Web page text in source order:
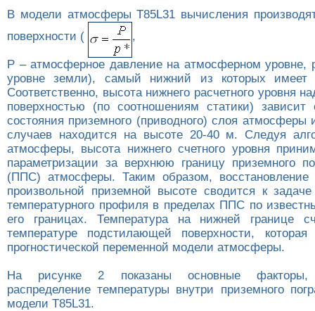
В модели атмосферы T85L31 вычисления
поверхности (
,
P – атмосферное давление на атмосферном уровне,
уровне земли), самый нижний из которых имеет
Соответственно, высота нижнего расчетного уровня
поверхностью (по соотношениям статики) зависит
состояния приземного (приводного) слоя атмосферы
случаев находится на высоте 20-40 м. Следуя
атмосферы, высота нижнего счетного уровня
параметризации за верхнюю границу приземного
(ППС) атмосферы. Таким образом, восстановление
произвольной приземной высоте сводится к задаче
температурного профиля в пределах ППС по
его границах. Температура на нижней границе
температуре подстилающей поверхности, которая
прогностической переменной модели атмосферы.
На рисунке 2 показаны основные факторы,
распределение температуры внутри приземного
модели T85L31.